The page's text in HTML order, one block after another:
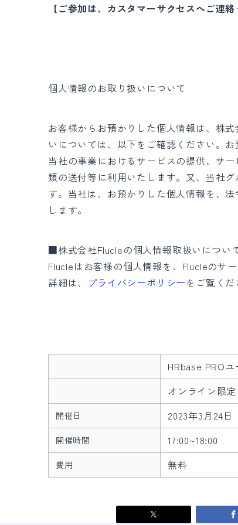
【ご参加は、カスタマーサクセスへご連絡
個人情報のお取り扱いについて
お客様からお預かりした個人情報は、株
いについては、以下をご確認ください。
当社の事業におけるサービスの提供、サ
類の送付等に利用いたします。又、当社
す。当社は、お預かりした個人情報を、
します。
■株式会社Flucleの個人情報取扱いについ
Flucleはお客様の個人情報を、Flucleのサ
詳細は、
プライバシーポリシーをご覧くだ
​​HRbase PRO
オンライン限
開催日 2023年3月24日
開催時間 17:00~18:00
費用 無料